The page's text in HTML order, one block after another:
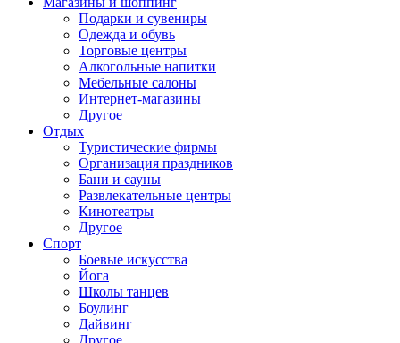
Подарки и сувениры
Одежда и обувь
Торговые центры
Алкогольные напитки
Мебельные салоны
Интернет-магазины
Другое
Отдых
Туристические фирмы
Организация праздников
Бани и сауны
Развлекательные центры
Кинотеатры
Другое
Спорт
Боевые искусства
Йога
Школы танцев
Боулинг
Дайвинг
Другое